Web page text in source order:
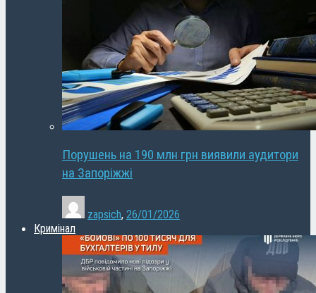
Порушень на 190 млн грн виявили аудитори
на Запоріжжі
zapsich, 26/01/2026
Кримінал